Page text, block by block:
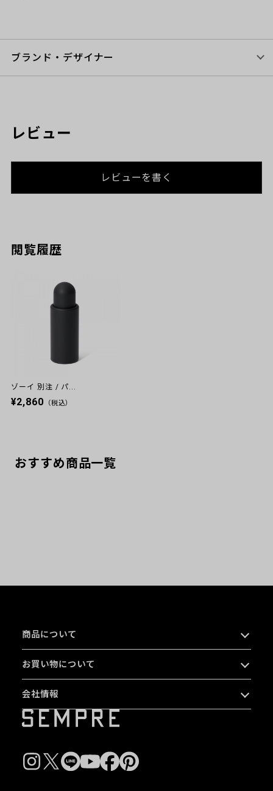
ブランド・デザイナー
レビュー
レビューを書く
閲覧履歴
ゾーイ 別注 / パ...
¥2,860 （税込）
おすすめ商品一覧
商品について
お買い物について
会社情報